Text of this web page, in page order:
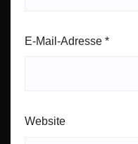
E-Mail-Adresse *
Website